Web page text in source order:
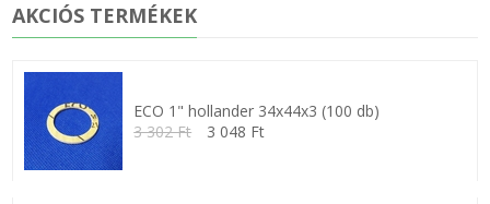
AKCIÓS TERMÉKEK
ECO 1" hollander 34x44x3 (100 db)
3 302 Ft
3 048 Ft